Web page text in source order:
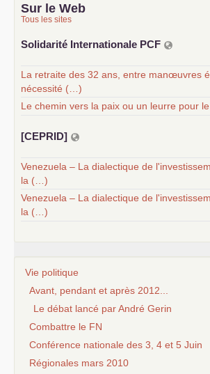
Sur le Web
Tous les sites
Solidarité Internationale PCF
La retraite des 32 ans, entre manœuvres
nécessité (…)
Le chemin vers la paix ou un leurre pour
[CEPRID]
Venezuela – La dialectique de
la (…)
Venezuela – La dialectique de
la (…)
Vie politique
Avant, pendant et après 2012...
Le débat lancé par André Gerin
Combattre le FN
Conférence nationale des 3, 4 et 5 Juin
Régionales mars 2010